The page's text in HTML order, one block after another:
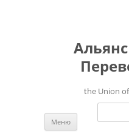
the Union
Найти:
Меню